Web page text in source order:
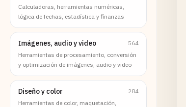
Calculadoras, herramientas numéricas,
lógica de fechas, estadística y finanzas
Imágenes, audio y video
564
Herramientas de procesamiento, conversión
y optimización de imágenes, audio y video
Diseño y color
284
Herramientas de color, maquetación,